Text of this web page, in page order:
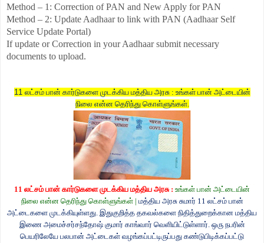
Method – 1: Correction of PAN and New Apply for PAN
Method – 2: Update Aadhaar to link with PAN (Aadhaar Self
Service Update Portal)
If update or Correction in your Aadhaar submit necessary
documents to upload.
11 லட்சம் பான் கார்டுகளை முடக்கிய மத்திய அரசு : உங்கள் பான் அட்டையின்
நிலை என்ன தெரிந்து கொள்ளுங்கள்.
11 லட்சம் பான் கார்டுகளை முடக்கிய மத்திய அரசு : உங்கள் பான் அட்டையின்
நிலை என்ன தெரிந்து கொள்ளுங்கள் | மத்திய அரசு சுமார் 11 லட்சம் பான்
அட்டைகளை முடக்கியுள்ளது. இதுகுறித்த தகவல்களை நிதித்துறைக்கான மத்திய
இணை அமைச்சர்சந்தோஷ் குமார் காங்வார் வெளியிட்டுள்ளார். ஒரு நபரின்
பெயரிலேயே பலபான் அட்டைகள் வழங்கப்பட்டிருப்பது கண்டுபிடிக்கப்பட்டு